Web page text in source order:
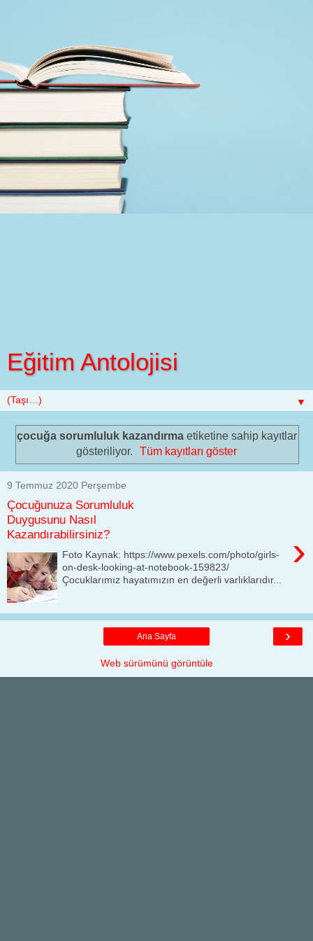
Eğitim Antolojisi
▼
çocuğa sorumluluk kazandırmaetiketine sahip kayıtlar
gösteriliyor.
Tüm kayıtları göster
9 Temmuz 2020 Perşembe
Çocuğunuza Sorumluluk
Duygusunu Nasıl
Kazandırabilirsiniz?
›
Foto Kaynak: https://www.pexels.com/photo/girls-
on-desk-looking-at-notebook-159823/
Çocuklarımız hayatımızın en değerli varlıklarıdır...
›
Ana Sayfa
Web sürümünü görüntüle